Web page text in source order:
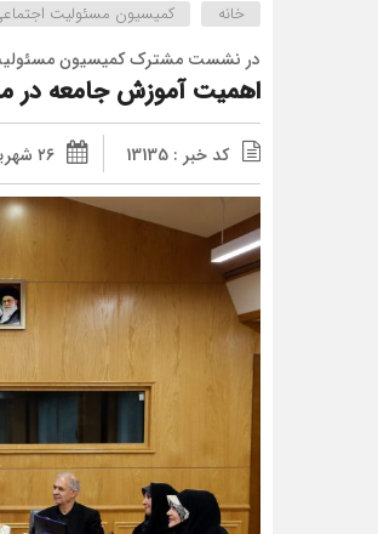
خانه کمیسیون مسئولیت
در نشست مشترک کمیسیون مسئولیت
اهمیت آموزش جامعه در
کد خبر : 13135 ۲۶ شهریور ۱۴۰۲ - ۱۶:۰۵